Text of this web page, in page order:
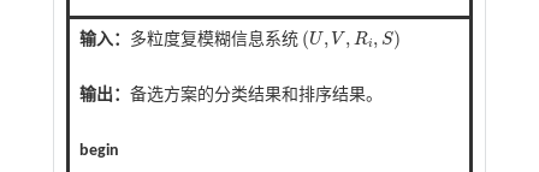
输入： 多粒度复模糊信息系统 (U, V , Ri , S)
U,V , Ri ,S
输出： 备选方案的分类结果和排序结果。
begin